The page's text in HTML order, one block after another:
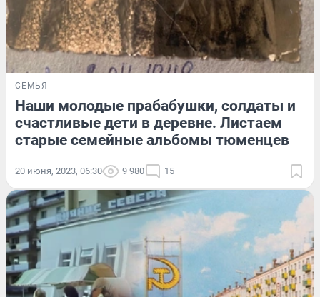
СЕМЬЯ
Наши молодые прабабушки, солдаты и
счастливые дети в деревне. Листаем
старые семейные альбомы тюменцев
20 июня, 2023, 06:30 9 980 15